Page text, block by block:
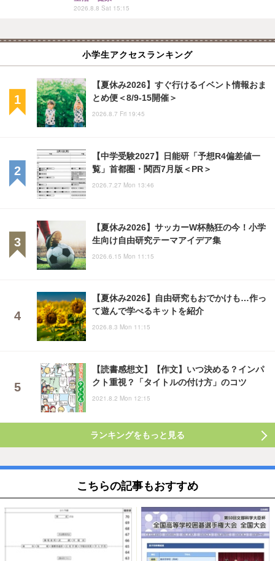
2026.8.8 Sat 15:15
小学生アクセスランキング
【夏休み2026】すぐ行けるイベント情報おま
とめ便＜8/9-15開催＞
2026.8.7 Fri 19:45
【中学受験2027】日能研「予想R4偏差値一
覧」首都圏・関西7月版＜PR＞
2026.7.27 Mon 13:46
【夏休み2026】サッカーW杯熱狂の今！小学
生向け自由研究テーマアイデア集
2026.6.15 Mon 11:15
【夏休み2026】自由研究もおでかけも…作っ
て遊んで学べるキットを紹介
2026.8.3 Mon 11:15
【読書感想文】【作文】いつ決める？インパ
クト重視？「タイトルの付け方」のコツ
2021.8.2 Mon 12:15
ランキングをもっと見る
こちらの記事もおすすめ